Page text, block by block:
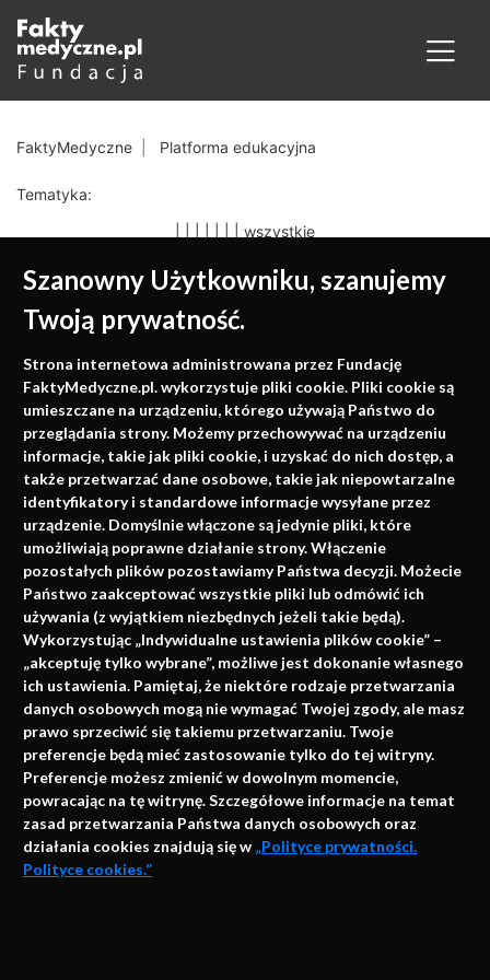
Szanowny Użytkowniku, szanujemy
Twoją prywatność.
Strona internetowa administrowana przez Fundację
FaktyMedyczne.pl. wykorzystuje pliki cookie. Pliki cookie są
umieszczane na urządzeniu, którego używają Państwo do
przeglądania strony. Możemy przechowywać na urządzeniu
informacje, takie jak pliki cookie, i uzyskać do nich dostęp, a
także przetwarzać dane osobowe, takie jak niepowtarzalne
identyfikatory i standardowe informacje wysyłane przez
urządzenie. Domyślnie włączone są jedynie pliki, które
umożliwiają poprawne działanie strony. Włączenie
pozostałych plików pozostawiamy Państwa decyzji. Możecie
Państwo zaakceptować wszystkie pliki lub odmówić ich
używania (z wyjątkiem niezbędnych jeżeli takie będą).
Wykorzystując „Indywidualne ustawienia plików cookie” –
„akceptuję tylko wybrane”, możliwe jest dokonanie własnego
ich ustawienia. Pamiętaj, że niektóre rodzaje przetwarzania
danych osobowych mogą nie wymagać Twojej zgody, ale masz
prawo sprzeciwić się takiemu przetwarzaniu. Twoje
preferencje będą mieć zastosowanie tylko do tej witryny.
Preferencje możesz zmienić w dowolnym momencie,
powracając na tę witrynę. Szczegółowe informacje na temat
zasad przetwarzania Państwa danych osobowych oraz
działania cookies znajdują się w „Polityce prywatności.
Polityce cookies.”
FaktyMedyczne Platforma edukacyjna
Tematyka:
wszystkie
Medycyna oparta na
faktach
Konferencje, szkolenia, e-learning, wydawnictwo
Napisz do nas
info@faktymedyczne.pl
ul. Towarowa 2
43-460 Wisła
Redakcja medyczna:
ul. Wolności 338b